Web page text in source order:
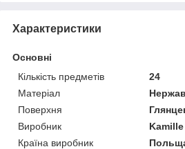
Характеристики
Основні
Кількість предметів
24
Матеріал
Поверхня
Виробник
Kamille
Країна виробник